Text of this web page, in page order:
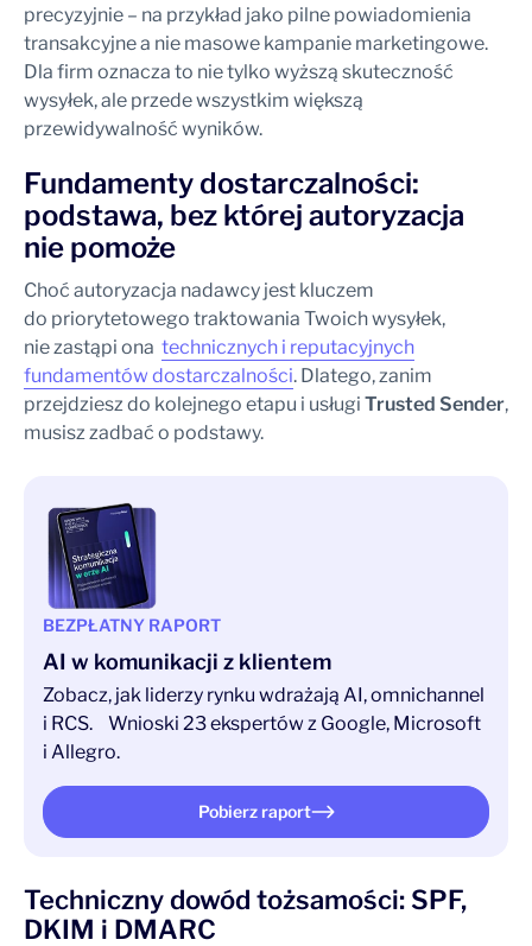
precyzyjnie – na przykład jako pilne powiadomienia
transakcyjne a nie masowe kampanie marketingowe.
Dla firm oznacza to nie tylko wyższą skuteczność
wysyłek, ale przede wszystkim większą
przewidywalność wyników.
Fundamenty dostarczalności:
podstawa, bez której autoryzacja
nie pomoże
Choć autoryzacja nadawcy jest kluczem
do priorytetowego traktowania Twoich wysyłek,
nie zastąpi ona technicznych i reputacyjnych
fundamentów dostarczalności. Dlatego, zanim
przejdziesz do kolejnego etapu i usługi Trusted Sender,
musisz zadbać o podstawy.
BEZPŁATNY RAPORT
AI w komunikacji z klientem
Zobacz, jak liderzy rynku wdrażają AI, omnichannel
i RCS. Wnioski 23 ekspertów z Google, Microsoft
i Allegro.
Pobierz raport
Techniczny dowód tożsamości: SPF,
DKIM i DMARC